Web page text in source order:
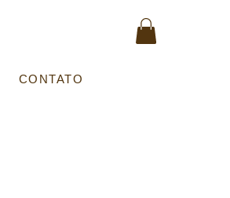
CONTATO